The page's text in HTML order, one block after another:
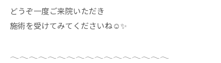
どうぞ一度ご来院いただき
施術を受けてみてくださいね☺️✨
𓂃𓂃𓂃𓂃𓂃𓂃𓂃𓂃𓂃𓂃𓂃𓂃𓂃𓂃𓂃𓂃𓂃